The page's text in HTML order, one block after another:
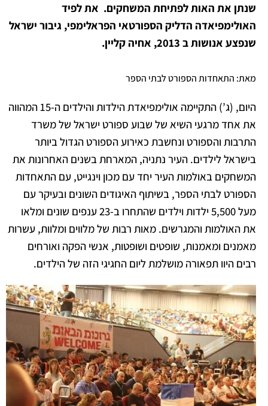
שנתן את האות לפתיחת המשחקים. את לפיד
האולימפיאדה הדליק הספורטאי הפראלימפי, גיבור ישראל
שנפצע אנושות ב 2013, אחיה קליין.
מאת: התאחדות הספורט לבתי הספר
היום, (ג’) התקיימה אולימפיאדת הילדות והילדים ה-15 המהווה
את אחד מרגעי השיא של שבוע ספורט ישראל של משרד
התרבות והספורט ונחשבת כאירוע הספורט הגדול ביותר
בישראל לילדים. העיר נתניה, המארחת בשנים האחרונות את
המשחקים באולמות העיר יחד עם מכון וינגייט, עם התאחדות
הספורט לבתי הספר, בשיתוף האיגודים השונים ובעיקר עם
מעל 5,500 ילדות וילדים שהתחרו ב-23 ענפים שונים ומלאו
את האולמות והמגרשים. מאות רבות של מלווים ומלוות, עשרות
מאמנים ומאמנות, שופטים ושופטות, אנשי הפקה ואורחים
רבים היוו תפאורה מושלמת ליום החגיגי הזה של הילדים.